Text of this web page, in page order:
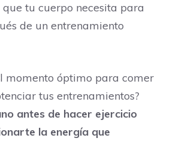
tu cuerpo necesita para
de un entrenamiento
momento óptimo para comer
tus entrenamientos?
antes de hacer ejercicio
la energía que